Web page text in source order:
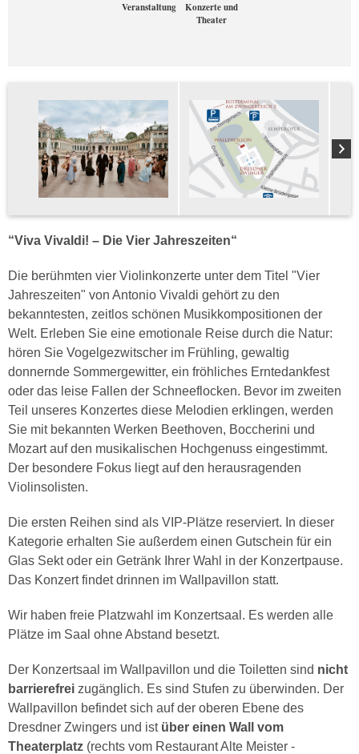
Veranstaltung
Konzerte und
Theater
“Viva Vivaldi! – Die Vier Jahreszeiten“
Die berühmten vier Violinkonzerte unter dem Titel "Vier
Jahreszeiten" von Antonio Vivaldi gehört zu den
bekanntesten, zeitlos schönen Musikkompositionen der
Welt. Erleben Sie eine emotionale Reise durch die Natur:
hören Sie Vogelgezwitscher im Frühling, gewaltig
donnernde Sommergewitter, ein fröhliches Erntedankfest
oder das leise Fallen der Schneeflocken. Bevor im zweiten
Teil unseres Konzertes diese Melodien erklingen, werden
Sie mit bekannten Werken Beethoven, Boccherini und
Mozart auf den musikalischen Hochgenuss eingestimmt.
Der besondere Fokus liegt auf den herausragenden
Violinsolisten.
Die ersten Reihen sind als VIP-Plätze reserviert. In dieser
Kategorie erhalten Sie außerdem einen Gutschein für ein
Glas Sekt oder ein Getränk Ihrer Wahl in der Konzertpause.
Das Konzert findet drinnen im Wallpavillon statt.
Wir haben freie Platzwahl im Konzertsaal. Es werden alle
Plätze im Saal ohne Abstand besetzt.
Der Konzertsaal im Wallpavillon und die Toiletten sind nicht
barrierefrei zugänglich. Es sind Stufen zu überwinden. Der
Wallpavillon befindet sich auf der oberen Ebene des
Dresdner Zwingers und ist über einen Wall vom
Theaterplatz (rechts vom Restaurant Alte Meister -